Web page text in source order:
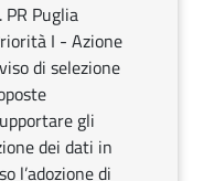
Puglia
I - Azione
di selezione
gli
dei dati in
l’adozione di